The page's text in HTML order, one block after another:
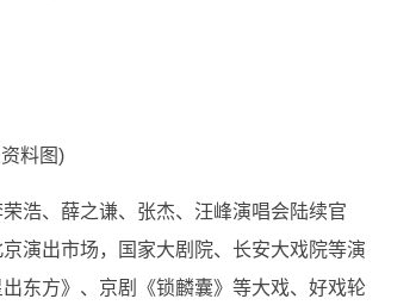
料图)
浩、薛之谦、张杰、汪峰演唱会陆续官
演出市场，国家大剧院、长安大戏院等演
东方》、京剧《锁麟囊》等大戏、好戏轮